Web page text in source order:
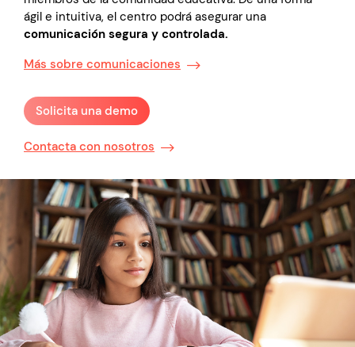
ágil e intuitiva, el centro podrá asegurar una
comunicación segura y controlada.
Más sobre comunicaciones
Solicita una demo
Contacta con nosotros